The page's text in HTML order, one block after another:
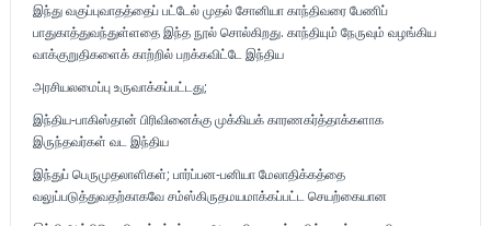
இந்து வகுப்புவாதத்தைப் பட்டேல் முதல் சோனியா காந்திவரை பேணிப்
பாதுகாத்துவந்துள்ளதை இந்த நூல் சொல்கிறது. காந்தியும் நேருவும் வழங்கிய
வாக்குறுதிகளைக் காற்றில் பறக்கவிட்டே இந்திய
அரசியலமைப்பு உருவாக்கப்பட்டது;
இந்திய-பாகிஸ்தான் பிரிவினைக்கு முக்கியக் காரணகர்த்தாக்களாக
இருந்தவர்கள் வட இந்திய
இந்துப் பெருமுதலாளிகள்; பார்ப்பன-பனியா மேலாதிக்கத்தை
வலுப்படுத்துவதற்காகவே சம்ஸ்கிருதமயமாக்கப்பட்ட செயற்கையான